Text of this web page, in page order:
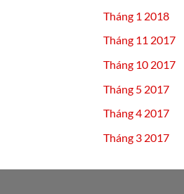
Tháng 1 2018
Tháng 11 2017
Tháng 10 2017
Tháng 5 2017
Tháng 4 2017
Tháng 3 2017